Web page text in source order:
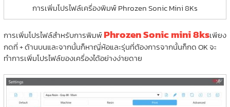
การเพิ่มโปรไฟล์เครื่องพิมพ์ Phrozen Sonic Mini 8Ks
การเพิ่มโปรไฟล์สำหรับการพิมพ์Phrozen Sonic mini 8ksเพียง
กดที่ + ด้านบนและจากนั้นก็หาญี่ห้อและรุ่นที่ต้องการจากนั้นก็กด OK จะ
ทำการเพิ่มโปรไฟล์ของเครื่องได้อย่างง่ายดาย